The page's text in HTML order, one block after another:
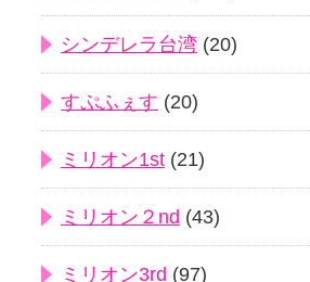
シンデレラ台湾 (20)
すぷふぇす (20)
ミリオン1st (21)
ミリオン２nd (43)
ミリオン3rd (97)